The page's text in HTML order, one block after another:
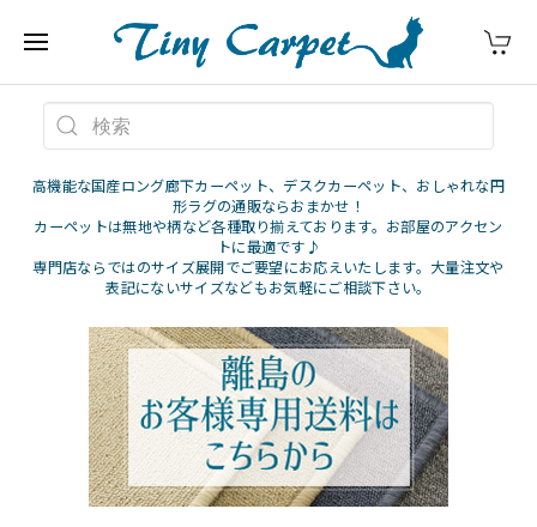
高機能な国産ロング廊下カーペット、デスクカーペット、おしゃれな円
形ラグの通販ならおまかせ！
カーペットは無地や柄など各種取り揃えております。お部屋のアクセン
トに最適です♪
専門店ならではのサイズ展開でご要望にお応えいたします。大量注文や
表記にないサイズなどもお気軽にご相談下さい。